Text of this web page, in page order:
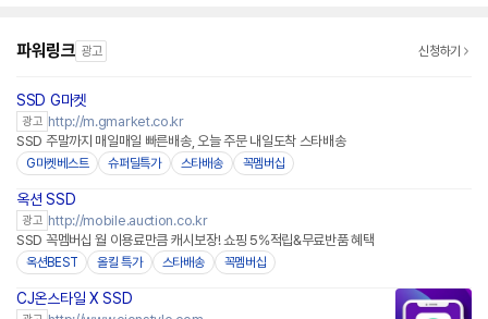
파워링크 광고 신청하기
SSD G마켓
광고 http://m.gmarket.co.kr
SSD 주말까지 매일매일 빠른배송, 오늘 주문 내일도착 스타배송
G마켓베스트 슈퍼딜특가 스타배송 꼭멤버십
옥션 SSD
광고 http://mobile.auction.co.kr
SSD 꼭멤버십 월 이용료만큼 캐시보장! 쇼핑 5%적립&무료반품 혜택
옥션BEST 올킬 특가 스타배송 꼭멤버십
CJ온스타일 X SSD